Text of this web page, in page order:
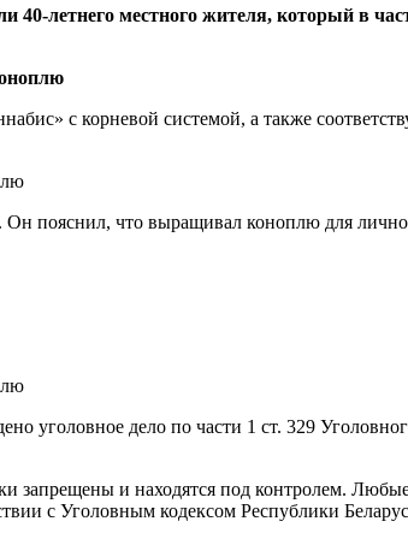
летнего местного жителя, который в
с корневой системой, а также
пояснил, что выращивал коноплю для
уголовное дело по части 1 ст. 329
запрещены и находятся под контролем.
с Уголовным кодексом Республики